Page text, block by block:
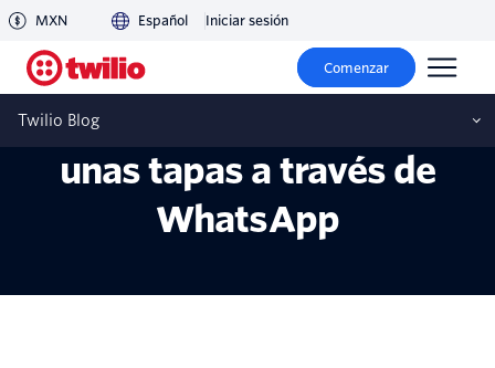
MXN Español Iniciar sesión
Comenzar
Twilio Blog
Desarrollo de un chatbot
multilingüe para pedir
unas tapas a través de
WhatsApp